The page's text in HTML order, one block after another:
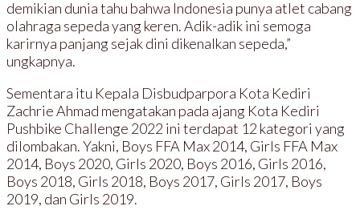
demikian dunia tahu bahwa Indonesia punya atlet cabang
olahraga sepeda yang keren. Adik-adik ini semoga
karirnya panjang sejak dini dikenalkan sepeda,”
ungkapnya.
Sementara itu Kepala Disbudparpora Kota Kediri
Zachrie Ahmad mengatakan pada ajang Kota Kediri
Pushbike Challenge 2022 ini terdapat 12 kategori yang
dilombakan. Yakni, Boys FFA Max 2014, Girls FFA Max
2014, Boys 2020, Girls 2020, Boys 2016, Girls 2016,
Boys 2018, Girls 2018, Boys 2017, Girls 2017, Boys
2019, dan Girls 2019.